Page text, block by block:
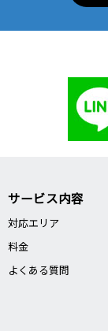
サービス内容
対応エリア
料金
よくある質問